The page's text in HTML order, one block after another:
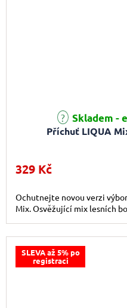
Příchuť LIQUA
Skladem -
329 Kč
Ochutnejte novou verzi
Mix. Osvěžující mix lesních
SLEVA až 5% po
registraci